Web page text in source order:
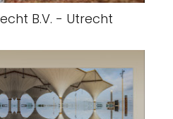
B.V. - Utrecht